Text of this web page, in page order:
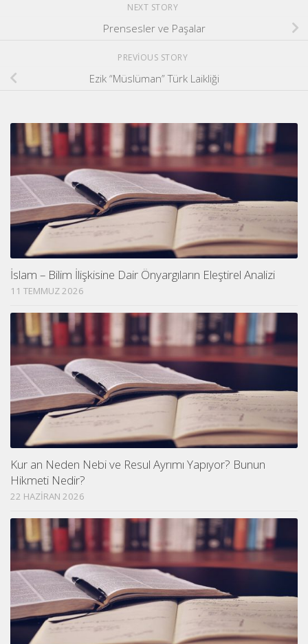
NEXT STORY
Prensesler ve Paşalar
PREVIOUS STORY
Ezik “Müslüman” Türk Laikliği
İslam – Bilim İlişkisine Dair Önyargıların Eleştirel Analizi
11 TEMMUZ 2026
Kur an Neden Nebi ve Resul Ayrımı Yapıyor? Bunun
Hikmeti Nedir?
22 HAZIRAN 2026